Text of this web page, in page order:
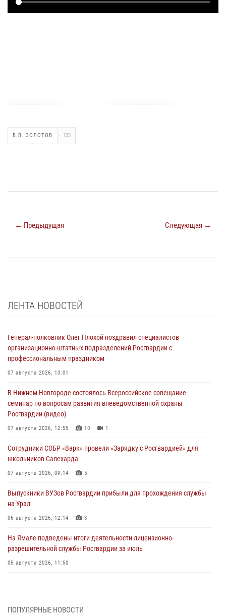
В.В. ЗОЛОТОВ 133
← Предыдущая Следующая →
ЛЕНТА НОВОСТЕЙ
Генерал-полковник Олег Плохой поздравил специалистов
организационно-штатных подразделений Росгвардии с
профессиональным праздником
07 августа 2026, 13:01
В Нижнем Новгороде состоялось Всероссийское совещание-
семинар по вопросам развития вневедомственной охраны
Росгвардии (видео)
07 августа 2026, 12:55 10 1
Сотрудники СОБР «Варк» провели «Зарядку с Росгвардией» для
школьников Салехарда
07 августа 2026, 09:14 5
Выпускники ВУЗов Росгвардии прибыли для прохождения службы
на Урал
06 августа 2026, 12:14 3
На Ямале подведены итоги деятельности лицензионно-
разрешительной службы Росгвардии за июль
05 августа 2026, 11:50
03 августа 2026, 07:21 2
ПОПУЛЯРНЫЕ НОВОСТИ